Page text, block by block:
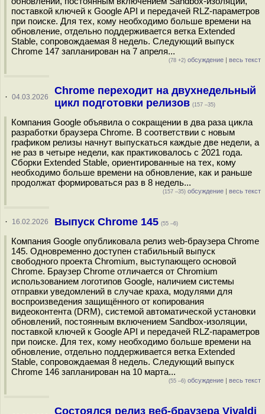
поставкой ключей к Google API и передачей RLZ-параметров
при поиске. Для тех, кому необходимо больше времени на
обновление, отдельно поддерживается ветка Extended
Stable, сопровождаемая 8 недель. Следующий выпуск
Chrome 147 запланирован на 7 апреля...
(78 +2) обсуждение | весь текст
· 04.03.2026
Chrome переходит на двухнедельный
цикл подготовки релизов (157 –35)
Компания Google объявила о сокращении в два раза цикла
разработки браузера Chrome. В соответствии с новым
графиком релизы начнут выпускаться каждые две недели, а
не раз в четыре недели, как практиковалось с 2021 года.
Сборки Extended Stable, ориентированные на тех, кому
необходимо больше времени на обновление, как и раньше
продолжат формироваться раз в 8 недель...
(157 –35) обсуждение | весь текст
· 16.02.2026 Выпуск Chrome 145 (55 –6)
Компания Google опубликовала релиз web-браузера Chrome
145. Одновременно доступен стабильный выпуск
свободного проекта Chromium, выступающего основой
Chrome. Браузер Chrome отличается от Chromium
использованием логотипов Google, наличием системы
отправки уведомлений в случае краха, модулями для
воспроизведения защищённого от копирования
видеоконтента (DRM), системой автоматической установки
обновлений, постоянным включением Sandbox-изоляции,
поставкой ключей к Google API и передачей RLZ-параметров
при поиске. Для тех, кому необходимо больше времени на
обновление, отдельно поддерживается ветка Extended
Stable, сопровождаемая 8 недель. Следующий выпуск
Chrome 146 запланирован на 10 марта...
(55 –6) обсуждение | весь текст
Состоялся релиз веб-браузера Vivaldi